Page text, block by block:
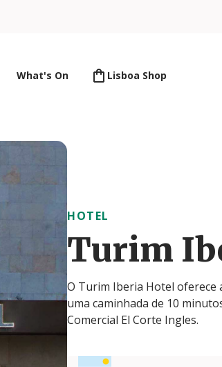
What's On Lisboa Shop
HOTEL
Turim
O Turim Iberia Hotel oferece
uma caminhada de 10
Comercial El Corte Ingles.